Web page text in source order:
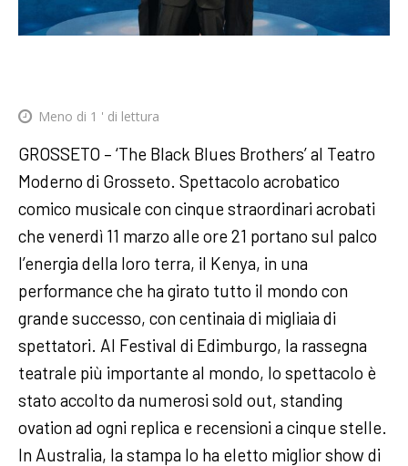
Meno di 1 ' di lettura
GROSSETO – ‘The Black Blues Brothers’ al Teatro
Moderno di Grosseto. Spettacolo acrobatico
comico musicale con cinque straordinari acrobati
che venerdì 11 marzo alle ore 21 portano sul palco
l’energia della loro terra, il Kenya, in una
performance che ha girato tutto il mondo con
grande successo, con centinaia di migliaia di
spettatori. Al Festival di Edimburgo, la rassegna
teatrale più importante al mondo, lo spettacolo è
stato accolto da numerosi sold out, standing
ovation ad ogni replica e recensioni a cinque stelle.
In Australia, la stampa lo ha eletto miglior show di